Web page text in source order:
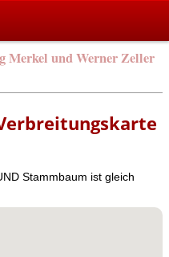
Merkel und Werner Zeller
Stammbaum ist gleich